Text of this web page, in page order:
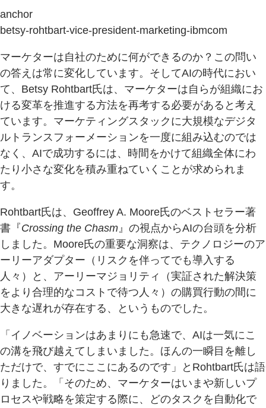
anchor
betsy-rohtbart-vice-president-marketing-ibmcom
マーケターは自社のために何ができるのか？この問い
の答えは常に変化しています。そしてAIの時代におい
て、Betsy Rohtbart氏は、マーケターは自らが組織にお
ける変革を推進する方法を再考する必要があると考え
ています。マーケティングスタックに大規模なデジタ
ルトランスフォーメーションを一度に組み込むのでは
なく、AIで成功するには、時間をかけて組織全体にわ
たり小さな変化を積み重ねていくことが求められま
す。
Rohtbart氏は、Geoffrey A. Moore氏のベストセラー著
書『Crossing the Chasm 』の視点からAIの台頭を分析
しました。Moore氏の重要な洞察は、テクノロジーのア
ーリーアダプター（リスクを伴ってでも導入する
人々）と、アーリーマジョリティ（実証された解決策
をより合理的なコストで待つ人々）の購買行動の間に
大きな遅れが存在する、というものでした。
「イノベーションはあまりにも急速で、AIは一気にこ
の溝を飛び越えてしまいました。ほんの一瞬目を離し
ただけで、すでにここにあるのです」とRohtbart氏は語
りました。「そのため、マーケターはいまや新しいプ
ロセスや戦略を策定する際に、どのタスクを自動化で